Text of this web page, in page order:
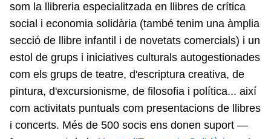
som la llibreria especialitzada en llibres de crítica
social i economia solidària (també tenim una àmplia
secció de llibre infantil i de novetats comercials) i un
estol de grups i iniciatives culturals autogestionades
com els grups de teatre, d'escriptura creativa, de
pintura, d'excursionisme, de filosofia i política... així
com activitats puntuals com presentacions de llibres
i concerts. Més de 500 socis ens donen suport —